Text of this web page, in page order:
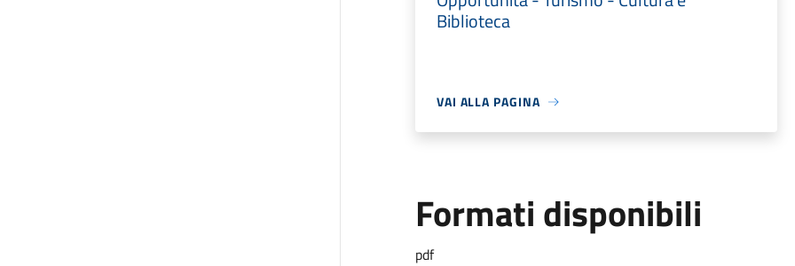
Biblioteca
VAI ALLA PAGINA
Formati disponibili
pdf